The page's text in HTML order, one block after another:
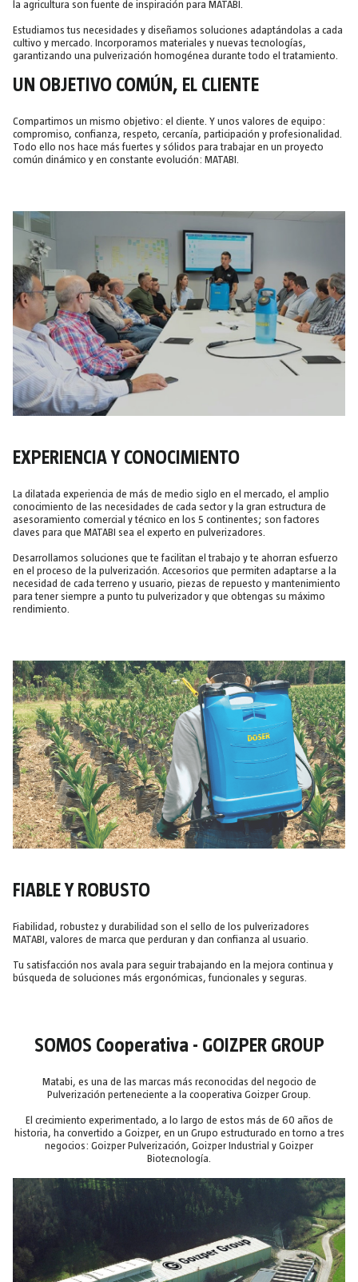
la agricultura son fuente de inspiración para MATABI.
Estudiamos tus necesidades y diseñamos soluciones adaptándolas a cada
cultivo y mercado. Incorporamos materiales y nuevas tecnologías,
garantizando una pulverización homogénea durante todo el tratamiento.
UN OBJETIVO COMÚN, EL CLIENTE
Compartimos un mismo objetivo: el cliente. Y unos valores de equipo:
compromiso, confianza, respeto, cercanía, participación y profesionalidad.
Todo ello nos hace más fuertes y sólidos para trabajar en un proyecto
común dinámico y en constante evolución: MATABI.
EXPERIENCIA Y CONOCIMIENTO
La dilatada experiencia de más de medio siglo en el mercado, el amplio
conocimiento de las necesidades de cada sector y la gran estructura de
asesoramiento comercial y técnico en los 5 continentes; son factores
claves para que MATABI sea el experto en pulverizadores.
Desarrollamos soluciones que te facilitan el trabajo y te ahorran esfuerzo
en el proceso de la pulverización. Accesorios que permiten adaptarse a la
necesidad de cada terreno y usuario, piezas de repuesto y mantenimiento
para tener siempre a punto tu pulverizador y que obtengas su máximo
rendimiento.
FIABLE Y ROBUSTO
Fiabilidad, robustez y durabilidad son el sello de los pulverizadores
MATABI, valores de marca que perduran y dan confianza al usuario.
Tu satisfacción nos avala para seguir trabajando en la mejora continua y
búsqueda de soluciones más ergonómicas, funcionales y seguras.
SOMOS Cooperativa - GOIZPER GROUP
Matabi, es una de las marcas más reconocidas del negocio de
Pulverización perteneciente a la cooperativa Goizper Group.
El crecimiento experimentado, a lo largo de estos más de 60 años de
historia, ha convertido a Goizper, en un Grupo estructurado en torno a tres
negocios: Goizper Pulverización, Goizper Industrial y Goizper
Biotecnología.